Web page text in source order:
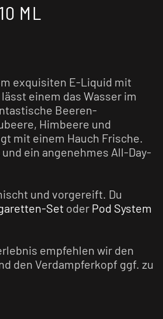
ML
exquisiten E-Liquid mit
einem das Wasser im
Beeren-
Himbeere und
mit einem Hauch Frische.
ein angenehmes All-Day-
und vorgereift. Du
Set oder Pod System
empfehlen wir den
den Verdampferkopf ggf. zu